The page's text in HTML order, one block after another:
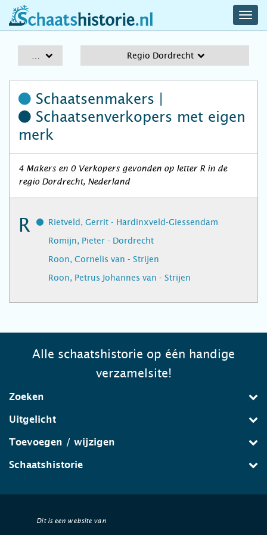
schaatshistorie.nl
Regio Dordrecht
Schaatsenmakers |
Schaatsenverkopers met eigen
merk
4 Makers en 0 Verkopers gevonden op letter R in de
regio Dordrecht, Nederland
R
Rietveld, Gerrit - Hardinxveld-Giessendam
Romijn, Pieter - Dordrecht
Roon, Cornelis van - Strijen
Roon, Petrus Johannes van - Strijen
Alle schaatshistorie op één handige
verzamelsite!
Zoeken
Uitgelicht
Toevoegen / wijzigen
Schaatshistorie
Dit is een website van